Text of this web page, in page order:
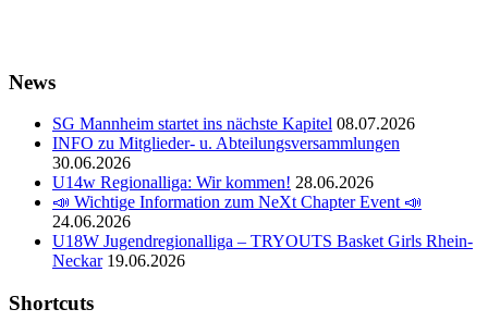
News
SG Mannheim startet ins nächste Kapitel 08.07.2026
INFO zu Mitglieder- u. Abteilungsversammlungen
30.06.2026
U14w Regionalliga: Wir kommen! 28.06.2026
📣 Wichtige Information zum NeXt Chapter Event 📣
24.06.2026
U18W Jugendregionalliga – TRYOUTS Basket Girls Rhein-
Neckar 19.06.2026
Shortcuts